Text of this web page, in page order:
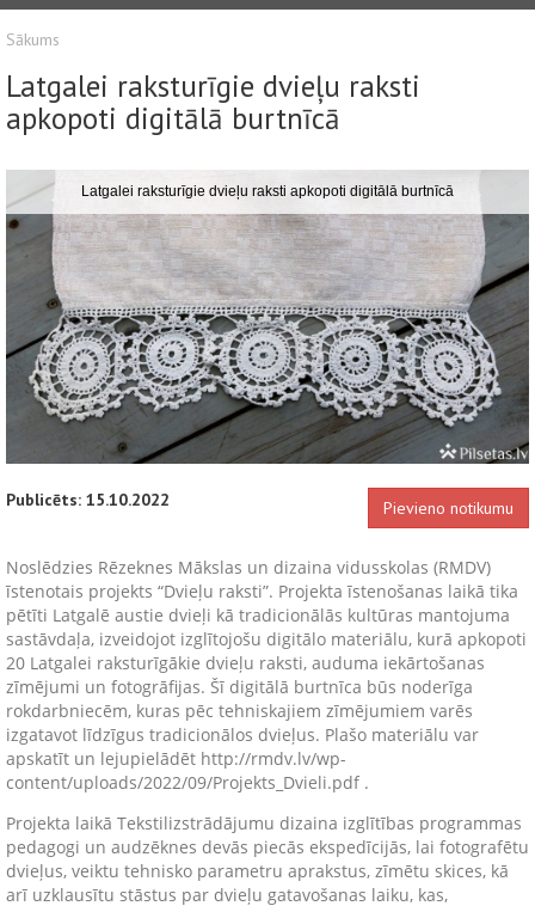
Sākums
Latgalei raksturīgie dvieļu raksti
apkopoti digitālā burtnīcā
Latgalei raksturīgie dvieļu raksti apkopoti digitālā burtnīcā
Publicēts: 15.10.2022 Pievieno notikumu
Noslēdzies Rēzeknes Mākslas un dizaina vidusskolas (RMDV)
īstenotais projekts “Dvieļu raksti”. Projekta īstenošanas laikā tika
pētīti Latgalē austie dvieļi kā tradicionālās kultūras mantojuma
sastāvdaļa, izveidojot izglītojošu digitālo materiālu, kurā apkopoti
20 Latgalei raksturīgākie dvieļu raksti, auduma iekārtošanas
zīmējumi un fotogrāfijas. Šī digitālā burtnīca būs noderīga
rokdarbniecēm, kuras pēc tehniskajiem zīmējumiem varēs
izgatavot līdzīgus tradicionālos dvieļus. Plašo materiālu var
apskatīt un lejupielādēt http://rmdv.lv/wp-
content/uploads/2022/09/Projekts_Dvieli.pdf .
Projekta laikā Tekstilizstrādājumu dizaina izglītības programmas
pedagogi un audzēknes devās piecās ekspedīcijās, lai fotografētu
dvieļus, veiktu tehnisko parametru aprakstus, zīmētu skices, kā
arī uzklausītu stāstus par dvieļu gatavošanas laiku, kas,